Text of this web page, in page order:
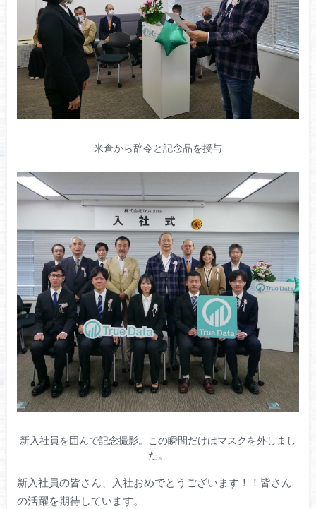
米倉から辞令と記念品を授与
新入社員を囲んで記念撮影。この瞬間だけはマスクを外しまし
た。
新入社員の皆さん、入社おめでとうございます！！皆さん
の活躍を期待しています。